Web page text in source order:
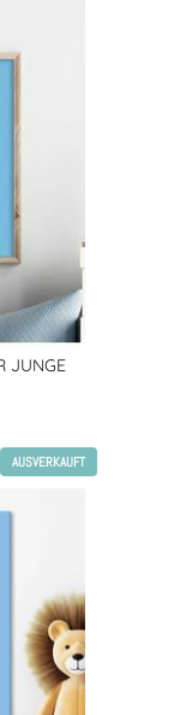
JUNGE
AUSVERKAUFT